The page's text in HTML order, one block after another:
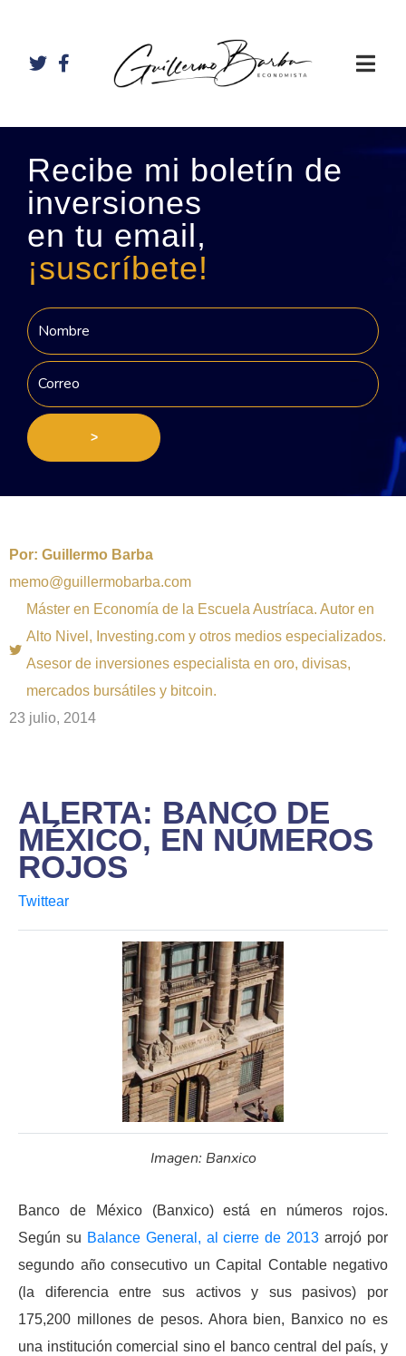
Recibe mi boletín de
inversiones
en tu email,
¡suscríbete!
>
Por: Guillermo Barba
memo@guillermobarba.com
Máster en Economía de la Escuela Austríaca. Autor en
Alto Nivel, Investing.com y otros medios especializados.
Asesor de inversiones especialista en oro, divisas,
mercados bursátiles y bitcoin.
23 julio, 2014
ALERTA: BANCO DE
MÉXICO, EN NÚMEROS
ROJOS
Twittear
Imagen: Banxico
Banco de México (Banxico) está en números rojos.
Según su Balance General, al cierre de 2013 arrojó por
segundo año consecutivo un Capital Contable negativo
(la diferencia entre sus activos y sus pasivos) por
175,200 millones de pesos. Ahora bien, Banxico no es
una institución comercial sino el banco central del país, y